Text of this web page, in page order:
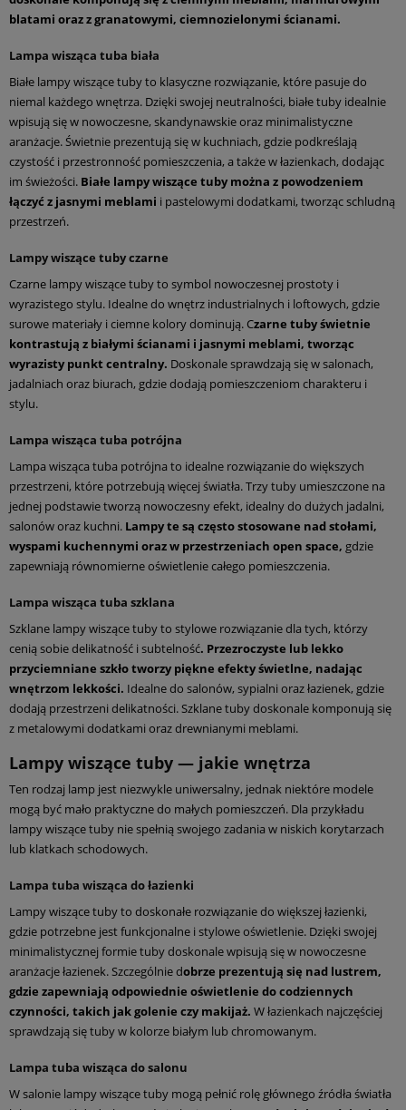
blatami oraz z granatowymi, ciemnozielonymi ścianami.
Lampa wisząca tuba biała
Białe lampy wiszące tuby to klasyczne rozwiązanie, które pasuje do
niemal każdego wnętrza. Dzięki swojej neutralności, białe tuby idealnie
wpisują się w nowoczesne, skandynawskie oraz minimalistyczne
aranżacje. Świetnie prezentują się w kuchniach, gdzie podkreślają
czystość i przestronność pomieszczenia, a także w łazienkach, dodając
im świeżości. Białe lampy wiszące tuby można z powodzeniem
łączyć z jasnymi meblami i pastelowymi dodatkami, tworząc schludną
przestrzeń.
Lampy wiszące tuby czarne
Czarne lampy wiszące tuby to symbol nowoczesnej prostoty i
wyrazistego stylu. Idealne do wnętrz industrialnych i loftowych, gdzie
surowe materiały i ciemne kolory dominują. Czarne tuby świetnie
kontrastują z białymi ścianami i jasnymi meblami, tworząc
wyrazisty punkt centralny. Doskonale sprawdzają się w salonach,
jadalniach oraz biurach, gdzie dodają pomieszczeniom charakteru i
stylu.
Lampa wisząca tuba potrójna
Lampa wisząca tuba potrójna to idealne rozwiązanie do większych
przestrzeni, które potrzebują więcej światła. Trzy tuby umieszczone na
jednej podstawie tworzą nowoczesny efekt, idealny do dużych jadalni,
salonów oraz kuchni. Lampy te są często stosowane nad stołami,
wyspami kuchennymi oraz w przestrzeniach open space, gdzie
zapewniają równomierne oświetlenie całego pomieszczenia.
Lampa wisząca tuba szklana
Szklane lampy wiszące tuby to stylowe rozwiązanie dla tych, którzy
cenią sobie delikatność i subtelność. Przezroczyste lub lekko
przyciemniane szkło tworzy piękne efekty świetlne, nadając
wnętrzom lekkości. Idealne do salonów, sypialni oraz łazienek, gdzie
dodają przestrzeni delikatności. Szklane tuby doskonale komponują się
z metalowymi dodatkami oraz drewnianymi meblami.
Lampy wiszące tuby — jakie wnętrza
Ten rodzaj lamp jest niezwykle uniwersalny, jednak niektóre modele
mogą być mało praktyczne do małych pomieszczeń. Dla przykładu
lampy wiszące tuby nie spełnią swojego zadania w niskich korytarzach
lub klatkach schodowych.
Lampa tuba wisząca do łazienki
Lampy wiszące tuby to doskonałe rozwiązanie do większej łazienki,
gdzie potrzebne jest funkcjonalne i stylowe oświetlenie. Dzięki swojej
minimalistycznej formie tuby doskonale wpisują się w nowoczesne
aranżacje łazienek. Szczególnie dobrze prezentują się nad lustrem,
gdzie zapewniają odpowiednie oświetlenie do codziennych
czynności, takich jak golenie czy makijaż. W łazienkach najczęściej
sprawdzają się tuby w kolorze białym lub chromowanym.
Lampa tuba wisząca do salonu
W salonie lampy wiszące tuby mogą pełnić rolę głównego źródła światła